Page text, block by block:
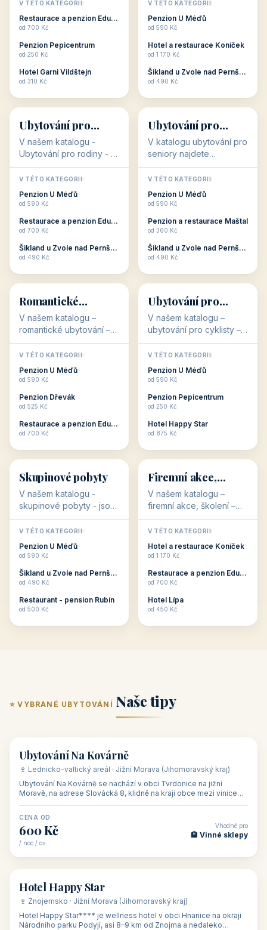
dovolenou přímo
souvisejí. Aktivní
odpočinek jso...
V TÉTO KATEGORII:
Restaurace a penzion Eduard
od 700 Kč
Penzion Pepicentrum
od 250 Kč
Hotel Garni Vildštejn
od 310 Kč
cenově dostupné
ubytování v ČR. Budete
c...
V TÉTO KATEGORII:
Penzion U Méďů
od 590 Kč
Hotel a restaurace Koníček
od 1 170 Kč
Šikland u Zvole nad Pernštejnem
od 490 Kč
👨‍👩‍👧‍👦
👨‍👩‍👧‍👦
34 objektů
Ubytování pro
rodiny
V našem katalogu -
Ubytování pro rodiny -
jsou pro Vás připraveny
objekty, které svojí
polohou či vybaveností,
nabízí klidné ubytování
V TÉTO KATEGORII:
Penzion U Méďů
od 590 Kč
Restaurace a penzion Eduard
od 700 Kč
Šikland u Zvole nad Pernštejnem
od 490 Kč
🧓
🧓
33 objektů
Ubytování pro
seniory
V katalogu ubytování pro
seniory najdete
penziony a hotely, které
jsou přizpůsobeny pro
ubytování klientů vyššího
věku. Některé z nich
V TÉTO KATEGORII:
Penzion U Méďů
od 590 Kč
Penzion a restaurace Maštal
od 360 Kč
Šikland u Zvole nad Pernštejnem
od 490 Kč
💕
💕
Romantické
ubytování
V našem katalogu –
romantické ubytování –
jsou pro Vás připraveny
objekty, které svojí
stavbou, polohou anebo
zaměřením nabízí
Romantické ...
V TÉTO KATEGORII:
Penzion U Méďů
od 590 Kč
Penzion Dřevák
od 525 Kč
Restaurace a penzion Eduard
od 700 Kč
🚴
🚴
32 objektů
Ubytování pro
cyklisty
V našem katalogu –
ubytování pro cyklisty –
jsou pro Vás připraveny
objekty, které jsou na
milovníky cykloturistiky
připraveny. Většinou mají
V TÉTO KATEGORII:
Penzion U Méďů
od 590 Kč
Penzion Pepicentrum
od 250 Kč
Hotel Happy Star
od 875 Kč
👥
👥
32 objektů
Skupinové pobyty
V našem katalogu -
skupinové pobyty - jsou
pro Vás připraveny
objekty, které nabízí
ubytování skupin v
penzionech, hotelích a
Budete překva...
V TÉTO KATEGORII:
Penzion U Méďů
od 590 Kč
Šikland u Zvole nad Pernštejnem
od 490 Kč
Restaurant - pension Rubín
od 500 Kč
💼
💼
31 objektů
Firemní akce,
školení
V našem katalogu –
firemní akce, školení –
jsou pro Vás připraveny
objekty, které mají
zkušenosti pořádat i
menší firemní akce a
ob...
V TÉTO KATEGORII:
Hotel a restaurace Koníček
od 1 170 Kč
Restaurace a penzion Eduard
od 700 Kč
Hotel Lípa
od 450 Kč
⭐ VYBRANÉ UBYTOVÁNÍ Naše tipy
🏡 penzion
Ubytování Na Kovárně
🍷 Lednicko-valtický areál · Jižní Morava (Jihomoravský kraj)
Ubytování Na Kovárně se nachází v obci Tvrdonice na jižní
Moravě, na adrese Slovácká 8, klidně na kraji obce mezi vinicemi,
CENA OD
600 Kč
/ noc / os.
Vhodné pro
🏨 Vinné sklepy
🏨 hotel
Hotel Happy Star
🍷 Znojemsko · Jižní Morava (Jihomoravský kraj)
Hotel Happy Star**** je wellness hotel v obci Hnanice na okraji
Národního parku Podyjí, asi 8–9 km od Znojma a nedaleko